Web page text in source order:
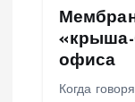
«крыша-
офиса
Когда